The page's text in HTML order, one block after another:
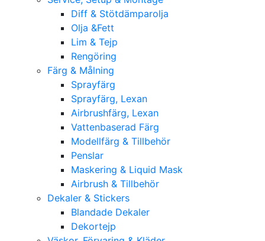
Diff & Stötdämparolja
Olja &Fett
Lim & Tejp
Rengöring
Färg & Målning
Sprayfärg
Sprayfärg, Lexan
Airbrushfärg, Lexan
Vattenbaserad Färg
Modellfärg & Tillbehör
Penslar
Maskering & Liquid Mask
Airbrush & Tillbehör
Dekaler & Stickers
Blandade Dekaler
Dekortejp